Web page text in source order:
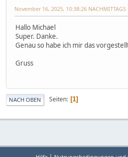
November 16, 2025, 10:38:26 NACHMITTAGS
Hallo Michael
Super. Danke.
Genau so habe ich mir das
Gruss
NACH OBEN Seiten 1